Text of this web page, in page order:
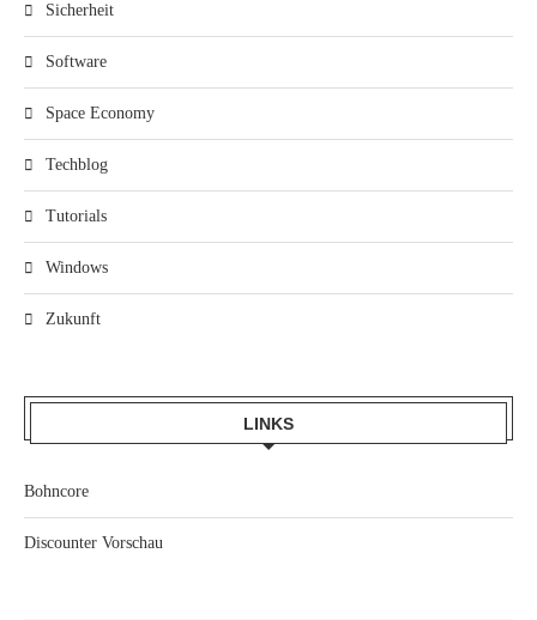
Sicherheit
Software
Space Economy
Techblog
Tutorials
Windows
Zukunft
LINKS
Bohncore
Discounter Vorschau